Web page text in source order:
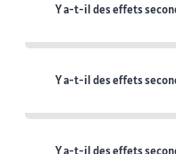
Y a-t-il des effets
Y a-t-il des effets